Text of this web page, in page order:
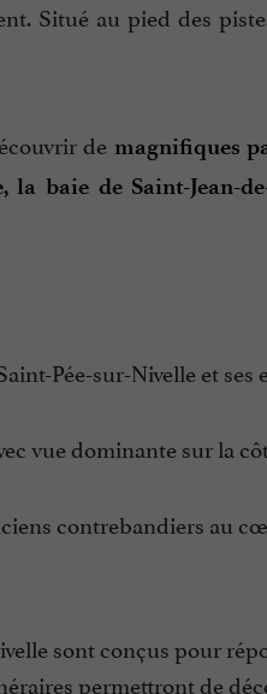
Situé au pied des
de magnifiques
la baie de Saint-Jean-
Pée-sur-Nivelle et
vue dominante sur la
contrebandiers au
sont conçus pour
permettront de